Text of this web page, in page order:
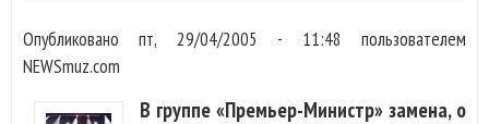
Опубликованопт, 29/04/2005 - 11:48 пользователем
NEWSmuz.com
В группе «Премьер-Министр» замена, о